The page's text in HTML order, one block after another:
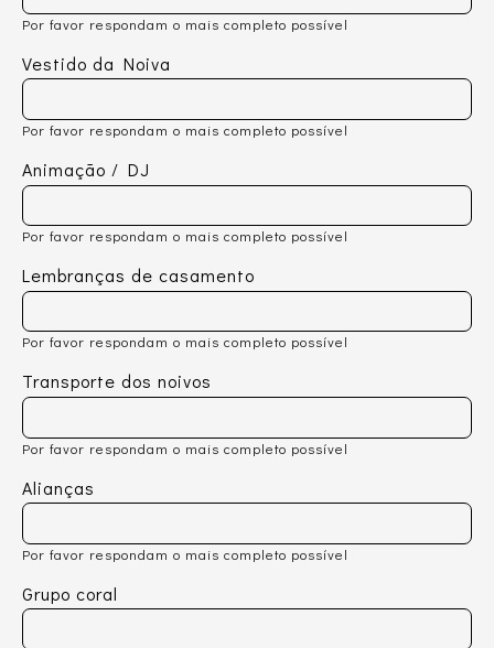
Por favor respondam o mais completo possível
Vestido da Noiva
Por favor respondam o mais completo possível
Animação / DJ
Por favor respondam o mais completo possível
Lembranças de casamento
Por favor respondam o mais completo possível
Transporte dos noivos
Por favor respondam o mais completo possível
Alianças
Por favor respondam o mais completo possível
Grupo coral